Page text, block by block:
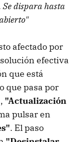
Se dispara hasta
afectado por
efectiva
que está
que pasa por
, "Actualización
pulsar en
. El paso